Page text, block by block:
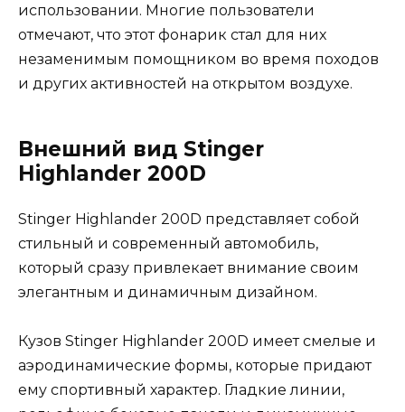
использовании. Многие пользователи
отмечают, что этот фонарик стал для них
незаменимым помощником во время походов
и других активностей на открытом воздухе.
Внешний вид Stinger
Highlander 200D
Stinger Highlander 200D представляет собой
стильный и современный автомобиль,
который сразу привлекает внимание своим
элегантным и динамичным дизайном.
Кузов Stinger Highlander 200D имеет смелые и
аэродинамические формы, которые придают
ему спортивный характер. Гладкие линии,